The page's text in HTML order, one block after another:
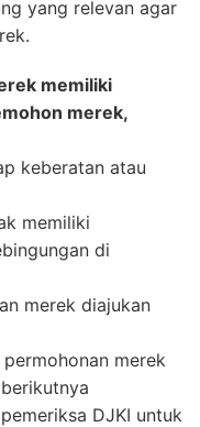
yang relevan agar
memiliki
merek,
keberatan atau
memiliki
di
merek diajukan
merek
DJKI untuk